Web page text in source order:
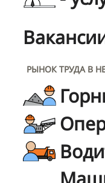
РЫНОК ТРУДА В